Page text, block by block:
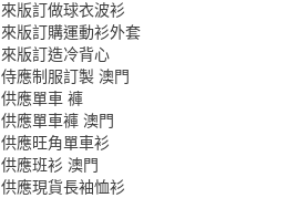
來版訂做球衣波衫
來版訂購運動衫外套
來版訂造冷背心
侍應制服訂製 澳門
供應單車 褲
供應單車褲 澳門
供應旺角單車衫
供應班衫 澳門
供應現貨長袖恤衫